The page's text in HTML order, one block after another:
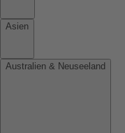
Asien
Australien & Neuseeland